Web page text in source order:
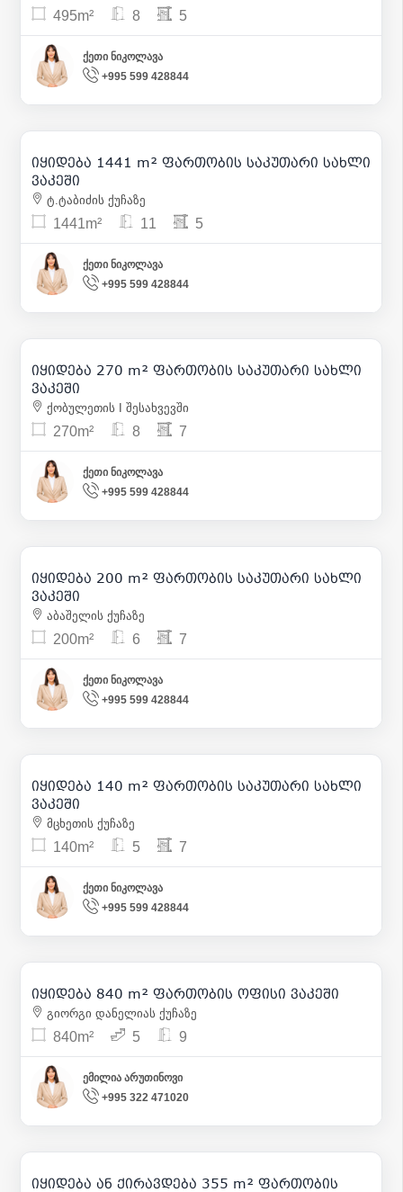
495m² 8 5
ქეთი ნიკოლავა
+995 599 428844
20
3 422 000 | m² 2 375
იყიდება 1441 m² ფართობის საკუთარი სახლი
ვაკეში
ტ.ტაბიძის ქუჩაზე
1441m² 11 5
ქეთი ნიკოლავა
+995 599 428844
24
700 000 | m² 2 593
იყიდება 270 m² ფართობის საკუთარი სახლი
ვაკეში
ქობულეთის I შესახვევში
270m² 8 7
ქეთი ნიკოლავა
+995 599 428844
7
1 250 000 | m² 6 250
იყიდება 200 m² ფართობის საკუთარი სახლი
ვაკეში
აბაშელის ქუჩაზე
200m² 6 7
ქეთი ნიკოლავა
+995 599 428844
250 000 | m² 1 786
იყიდება 140 m² ფართობის საკუთარი სახლი
ვაკეში
მცხეთის ქუჩაზე
140m² 5 7
ქეთი ნიკოლავა
+995 599 428844
15
1 340 000 | m² 1 595
იყიდება 840 m² ფართობის ოფისი ვაკეში
გიორგი დანელიას ქუჩაზე
840m² 5 9
ემილია არუთინოვი
+995 322 471020
19
3 000 000 | m² 8 451
5 500
იყიდება ან ქირავდება 355 m² ფართობის